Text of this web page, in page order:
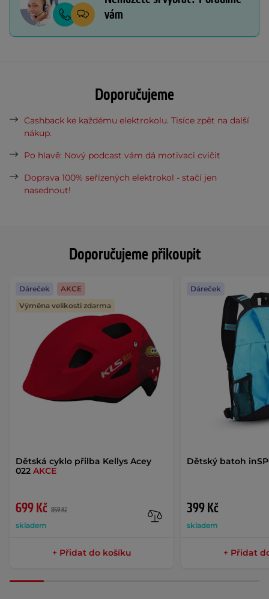
Doporučujeme přikoupit
Dětská cyklo přilba Kellys Acey
022 AKCE
699 Kč 859 Kč
skladem
Dáreček
AKCE
Výměna velikosti zdarma
+ Přidat do košíku
Dětský batoh
399 Kč
skladem
Dáreček
+ Přidat
vám
Doporučujeme
Cashback ke každému elektrokolu. Tisíce zpět na další
nákup.
Po hlavě: Nový podcast vám dá motivaci cvičit
Doprava 100% seřízených elektrokol - stačí jen
nasednout!